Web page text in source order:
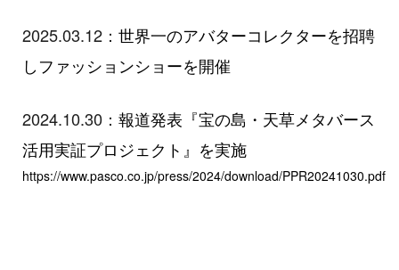
2025.03.12： 世界一のアバターコレクターを招聘
しファッションショーを開催
2024.10.30： 報道発表『宝の島・天草メタバース
活用実証プロジェクト』を実施
https://www.pasco.co.jp/press/2024/download/PPR20241030.pdf